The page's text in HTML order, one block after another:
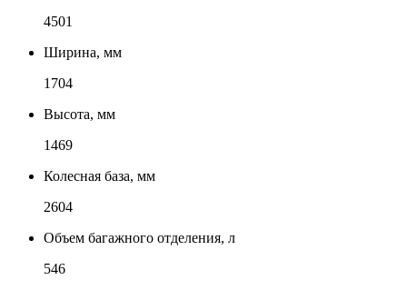
4501
Ширина, мм
1704
Высота, мм
1469
Колесная база, мм
2604
Объем багажного отделения, л
546